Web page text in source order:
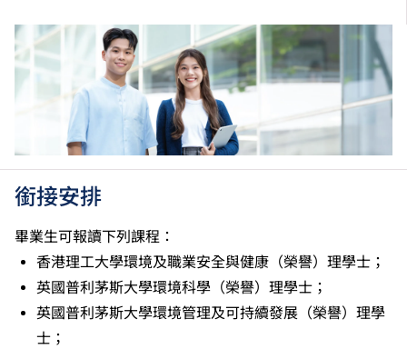
香港中學文憑考試科目成績達「第二級」／「第三
級」。 2025年或以後之法語／德語／西班牙語語言能
力水平達A2或以上、日語達N3或以上 及 韓語達TOPIK
II, 3級或以上，均被接受為一般入學條件中的五科之
一。2026年起，烏爾都語成績達E級或以上亦會被接
受。詳情請按 此處。
績，於申請入學時會被視為等同香港中學文憑考試科目
成績達「第二級」。
如五科香港中學文憑考試的其中一科為公民與社會發展
科，一般入學條件為在該科取得「達標」成績，以及在
其他四個香港中學文憑考試科目（包括中國語文和英國
語文）取得第二級或以上成績。另外，數學科延伸部分
（單元一或單元二）第二級或以上成績亦被接受為一般
入學條件中的五科之一。如申請人同時持有單元一及單
銜接安排
畢業生可報讀下列課程：
香港理工大學環境及職業安全與健康（榮譽）理學士；
英國普利茅斯大學環境科學（榮譽）理學士；
英國普利茅斯大學環境管理及可持續發展（榮譽）理學
士；